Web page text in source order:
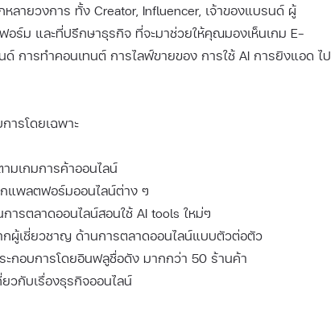
ายวงการ ทั้ง Creator, Influencer, เจ้าของแบรนด์ ผู้
ร์ม และที่ปรึกษาธุรกิจ ที่จะมาช่วยให้คุณมองเห็นเกม E-
การทำคอนเทนต์ การไลฟ์ขายของ การใช้ AI การยิงแอด ไป
ารโดยเฉพาะ
มเกมการค้าออนไลน์
แพลตฟอร์มออนไลน์ต่าง ๆ
ารตลาดออนไลน์สอนใช้ AI tools ใหม่ๆ
ผู้เชี่ยวชาญ ด้านการตลาดออนไลน์แบบตัวต่อตัว
ะกอบการโดยอินฟลูชื่อดัง มากกว่า 50 ร้านค้า
วกับเรื่องธุรกิจออนไลน์